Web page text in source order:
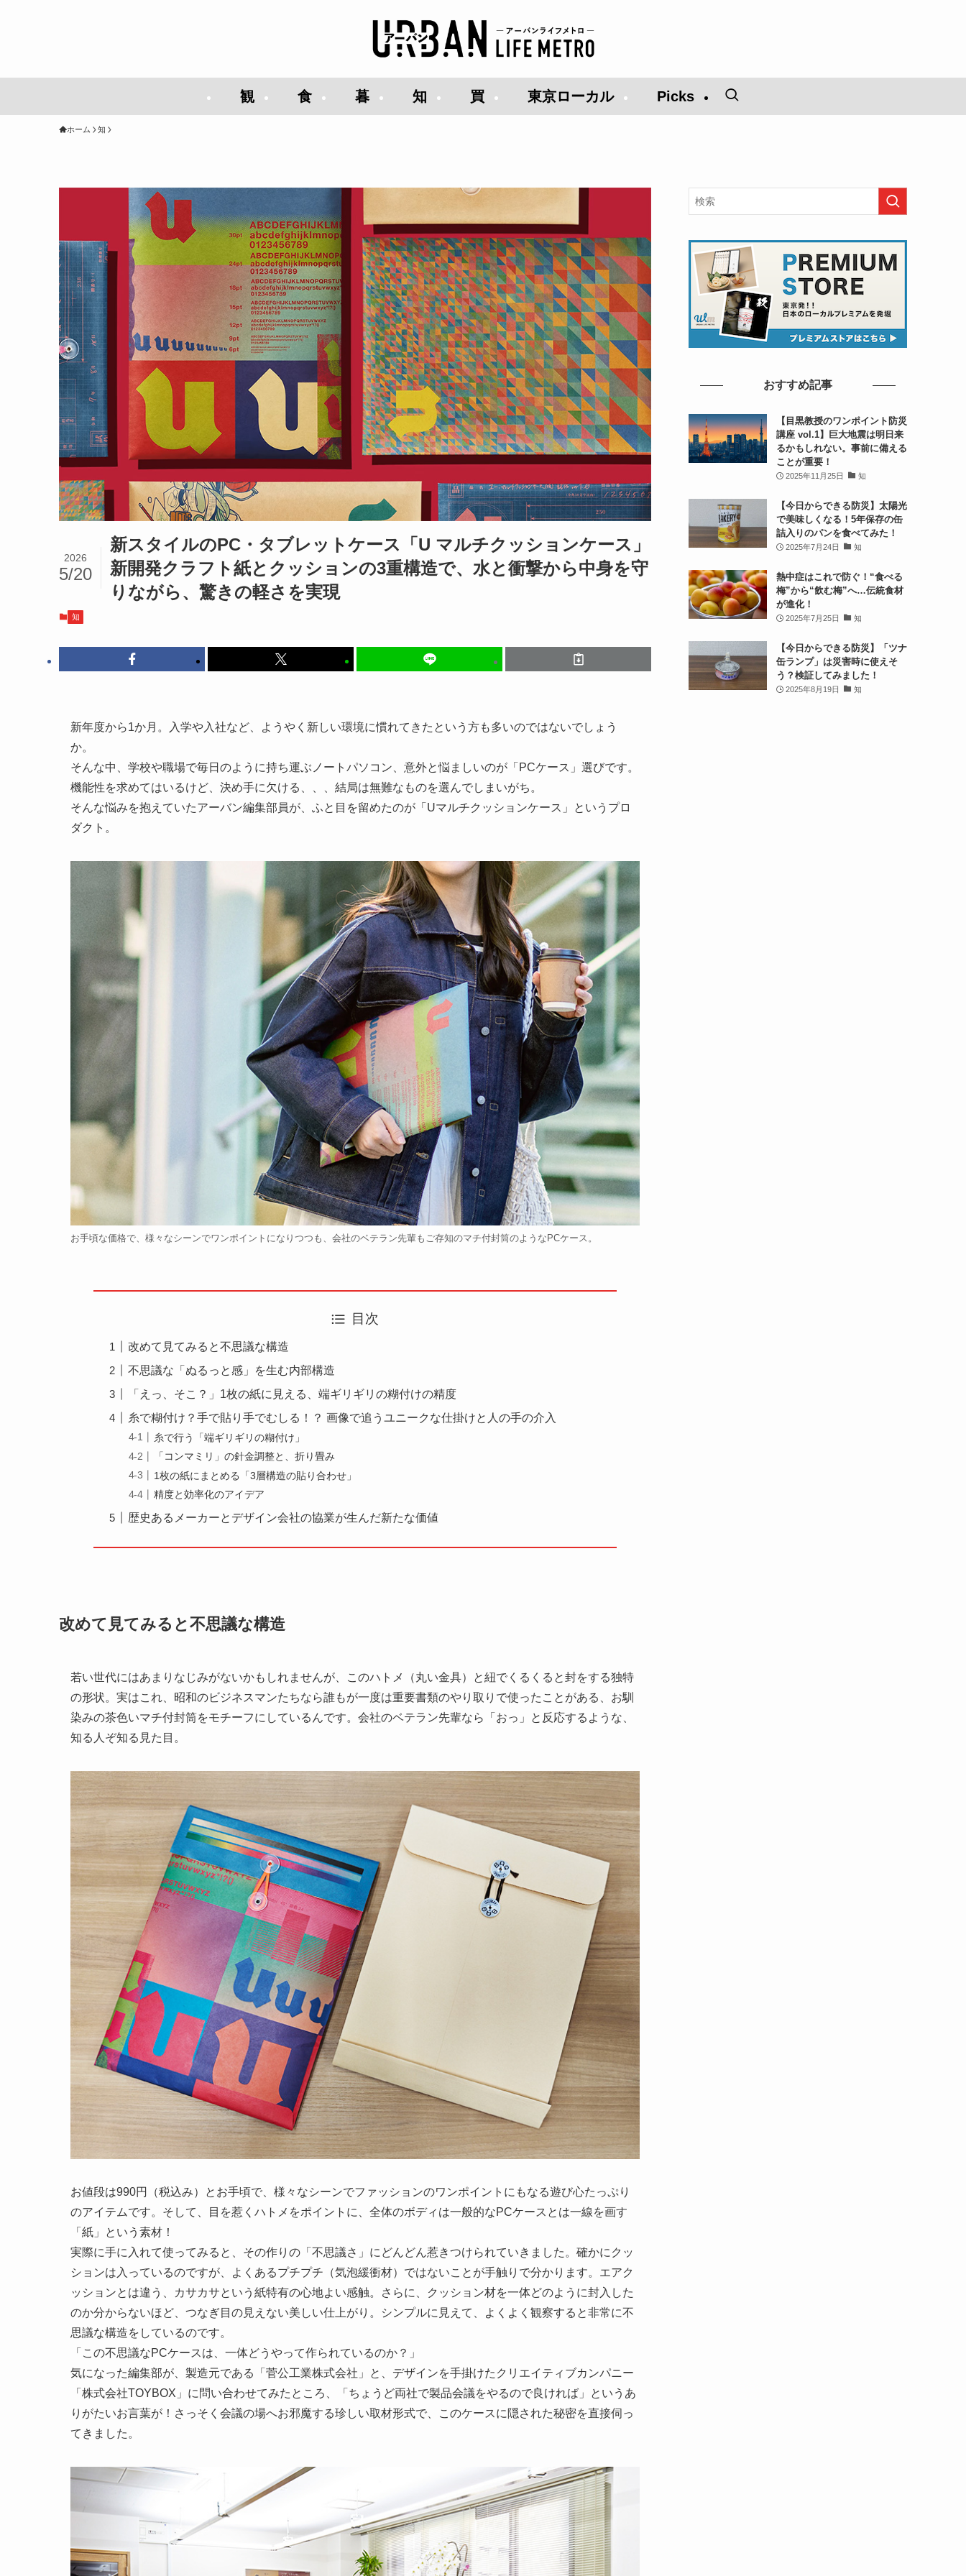
観 食 暮 知 買 東京ローカル Picks
ホーム 知
新スタイルのPC・タブレットケース「U マルチクッションケース」
新開発クラフト紙とクッションの3重構造で、水と衝撃から中身を守
りながら、驚きの軽さを実現
2026
5/20
知
新年度から1か月。入学や入社など、ようやく新しい環境に慣れてきたという方も多いのではないでしょう
か。
そんな中、学校や職場で毎日のように持ち運ぶノートパソコン、意外と悩ましいのが「PCケース」選びです。
機能性を求めてはいるけど、決め手に欠ける、、、結局は無難なものを選んでしまいがち。
そんな悩みを抱えていたアーバン編集部員が、ふと目を留めたのが「Uマルチクッションケース」というプロ
ダクト。
お手頃な価格で、様々なシーンでワンポイントになりつつも、会社のベテラン先輩もご存知のマチ付封筒のようなPCケース。
目次
改めて見てみると不思議な構造
不思議な「ぬるっと感」を生む内部構造
「えっ、そこ？」1枚の紙に見える、端ギリギリの糊付けの精度
糸で糊付け？手で貼り手でむしる！？ 画像で追うユニークな仕掛けと人の手の介入
糸で行う「端ギリギリの糊付け」
「コンマミリ」の針金調整と、折り畳み
1枚の紙にまとめる「3層構造の貼り合わせ」
精度と効率化のアイデア
歴史あるメーカーとデザイン会社の協業が生んだ新たな価値
改めて見てみると不思議な構造
若い世代にはあまりなじみがないかもしれませんが、このハトメ（丸い金具）と紐でくるくると封をする独特
の形状。実はこれ、昭和のビジネスマンたちなら誰もが一度は重要書類のやり取りで使ったことがある、お馴
染みの茶色いマチ付封筒をモチーフにしているんです。会社のベテラン先輩なら「おっ」と反応するような、
知る人ぞ知る見た目。
お値段は990円（税込み）とお手頃で、様々なシーンでファッションのワンポイントにもなる遊び心たっぷり
のアイテムです。そして、目を惹くハトメをポイントに、全体のボディは一般的なPCケースとは一線を画す
「紙」という素材！
実際に手に入れて使ってみると、その作りの「不思議さ」にどんどん惹きつけられていきました。確かにクッ
ションは入っているのですが、よくあるプチプチ（気泡緩衝材）ではないことが手触りで分かります。エアク
ッションとは違う、カサカサという紙特有の心地よい感触。さらに、クッション材を一体どのように封入した
のか分からないほど、つなぎ目の見えない美しい仕上がり。シンプルに見えて、よくよく観察すると非常に不
思議な構造をしているのです。
「この不思議なPCケースは、一体どうやって作られているのか？」
気になった編集部が、製造元である「菅公工業株式会社」と、デザインを手掛けたクリエイティブカンパニー
「株式会社TOYBOX」に問い合わせてみたところ、「ちょうど両社で製品会議をやるので良ければ」というあ
りがたいお言葉が！さっそく会議の場へお邪魔する珍しい取材形式で、このケースに隠された秘密を直接伺っ
てきました。
おすすめ記事
【目黒教授のワンポイント防災
講座 vol.1】巨大地震は明日来
るかもしれない。事前に備える
ことが重要！
2025年11月25日 知
【今日からできる防災】太陽光
で美味しくなる！5年保存の缶
詰入りのパンを食べてみた！
2025年7月24日 知
熱中症はこれで防ぐ！“食べる
梅”から“飲む梅”へ…伝統食材
が進化！
2025年7月25日 知
【今日からできる防災】「ツナ
缶ランプ」は災害時に使えそ
う？検証してみました！
2025年8月19日 知